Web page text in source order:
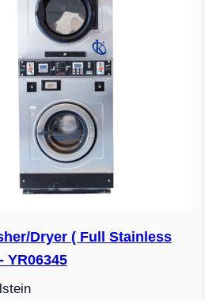
Dryer ( Full Stainless
YR06345